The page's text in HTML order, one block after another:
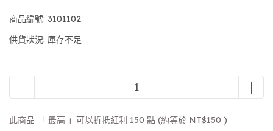
商品編號: 3101102
供貨狀況: 庫存不足
此商品 「 最高 」可以折抵紅利 150 點 (約等於 NT$150 )